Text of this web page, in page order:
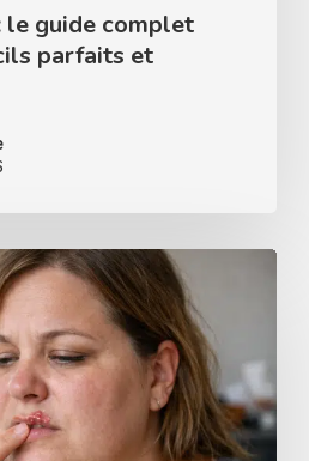
le guide complet
parfaits et